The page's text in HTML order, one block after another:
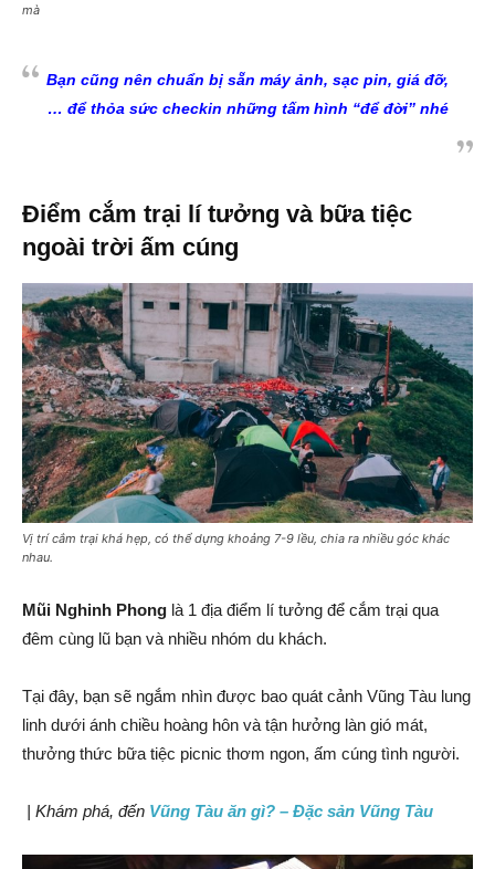
mà
Bạn cũng nên chuẩn bị sẵn máy ảnh, sạc pin, giá đỡ,
… để thỏa sức checkin những tấm hình “để đời” nhé
Điểm cắm trại lí tưởng và bữa tiệc
ngoài trời ấm cúng
Vị trí cắm trại khá hẹp, có thể dựng khoảng 7-9 lều, chia ra nhiều góc khác
nhau.
Mũi Nghinh Phong là 1 địa điểm lí tưởng để cắm trại qua
đêm cùng lũ bạn và nhiều nhóm du khách.
Tại đây, bạn sẽ ngắm nhìn được bao quát cảnh Vũng Tàu lung
linh dưới ánh chiều hoàng hôn và tận hưởng làn gió mát,
thưởng thức bữa tiệc picnic thơm ngon, ấm cúng tình người.
| Khám phá, đến Vũng Tàu ăn gì? – Đặc sản Vũng Tàu